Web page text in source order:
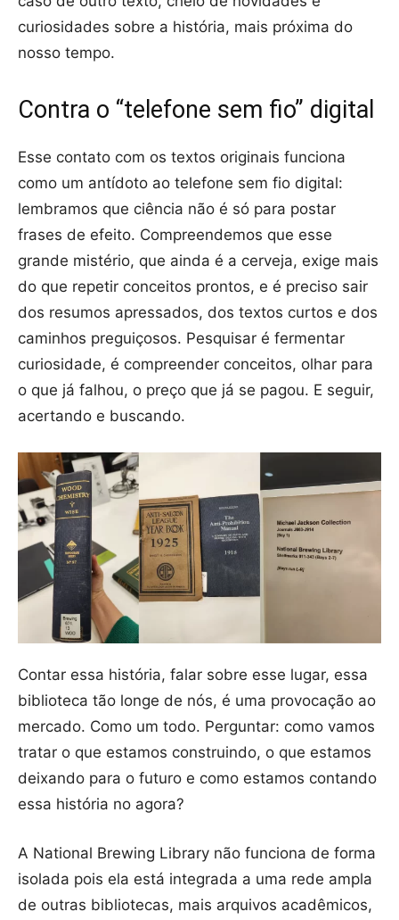
curiosidades sobre a história, mais próxima do
nosso tempo.
Contra o “telefone sem fio” digital
Esse contato com os textos originais funciona
como um antídoto ao telefone sem fio digital:
lembramos que ciência não é só para postar
frases de efeito. Compreendemos que esse
grande mistério, que ainda é a cerveja, exige mais
do que repetir conceitos prontos, e é preciso sair
dos resumos apressados, dos textos curtos e dos
caminhos preguiçosos. Pesquisar é fermentar
curiosidade, é compreender conceitos, olhar para
o que já falhou, o preço que já se pagou. E seguir,
acertando e buscando.
Contar essa história, falar sobre esse lugar, essa
biblioteca tão longe de nós, é uma provocação ao
mercado. Como um todo. Perguntar: como vamos
tratar o que estamos construindo, o que estamos
deixando para o futuro e como estamos contando
essa história no agora?
A National Brewing Library não funciona de forma
isolada pois ela está integrada a uma rede ampla
de outras bibliotecas, mais arquivos acadêmicos,